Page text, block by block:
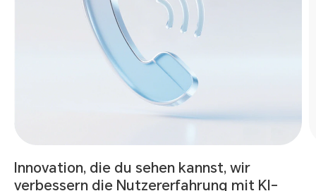
Innovation, die du sehen kannst, wir
verbessern die Nutzererfahrung mit KI-